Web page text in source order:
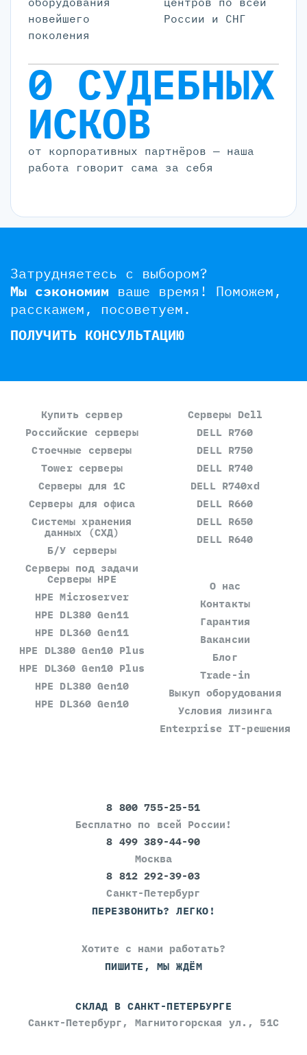
новейшего
поколения
России и СНГ
0 СУДЕБНЫХ
ИСКОВ
от корпоративных партнёров — наша
работа говорит сама за себя
Затрудняетесь с выбором?
Мы сэкономим ваше время! Поможем,
расскажем, посоветуем.
ПОЛУЧИТЬ КОНСУЛЬТАЦИЮ
Купить сервер
Российские серверы
Стоечные серверы
Tower серверы
Серверы для 1С
Серверы для офиса
Системы хранения
данных (СХД)
Б/У серверы
Серверы под задачи
Серверы Dell
DELL R760
DELL R750
DELL R740
DELL R740xd
DELL R660
DELL R650
DELL R640
Серверы HPE
HPE Microserver
HPE DL380 Gen11
HPE DL360 Gen11
HPE DL380 Gen10 Plus
HPE DL360 Gen10 Plus
HPE DL380 Gen10
HPE DL360 Gen10
О нас
Контакты
Гарантия
Вакансии
Блог
Trade-in
Выкуп оборудования
Условия лизинга
Enterprise IT-решения
8 800 755-25-51
Бесплатно по всей России!
8 499 389-44-90
Москва
8 812 292-39-03
Санкт-Петербург
ПЕРЕЗВОНИТЬ? ЛЕГКО!
Хотите с нами работать?
ПИШИТЕ, МЫ ЖДЁМ
СКЛАД В САНКТ-ПЕТЕРБУРГЕ
Санкт-Петербург, Магнитогорская ул., 51С